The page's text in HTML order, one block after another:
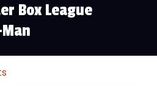
Box League